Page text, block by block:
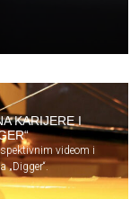
KARIJERE I
videom i
„Digger“.